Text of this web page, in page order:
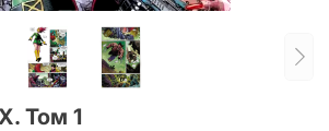
Том 1